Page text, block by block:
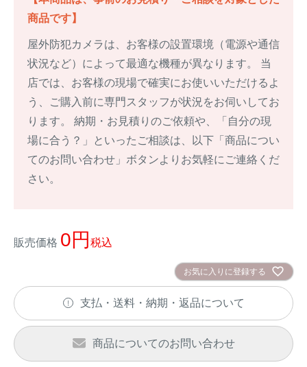
商品です】
屋外防犯カメラは、お客様の設置環境（電源や通信
状況など）によって最適な機種が異なります。 当
店では、お客様の現場で確実にお使いいただけるよ
う、ご購入前に専門スタッフが状況をお伺いしてお
ります。 納期・お見積りのご依頼や、「自分の現
場に合う？」といったご相談は、以下「商品につい
てのお問い合わせ」ボタンよりお気軽にご連絡くだ
さい。
販売価格 0 税込
お気に入りに登録する
支払・送料・納期・返品について
商品についてのお問い合わせ
ハクビシン対策
アナグマ対策
鳥・カラス対策
ブラックバス・
ブルーギル対策